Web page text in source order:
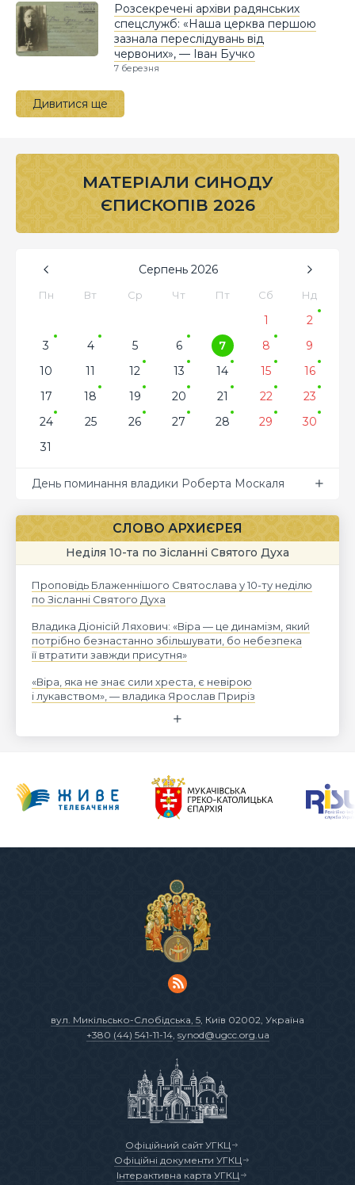
Розсекречені архіви радянських
спецслужб: «Наша церква першою
зазнала переслідувань від
червоних», — Іван Бучко
7 березня
Дивитися ще
МАТЕРІАЛИ СИНОДУ
ЄПИСКОПІВ 2026
Серпень 2026
Пн Вт Ср Чт Пт Сб Нд
1
2
3
4 5 6 7 8
9
10
11 12 13 14 15
16
17
18 19 20 21 22
23
24
25 26 27 28 29
30
31
День поминання владики Роберта Москаля
СЛОВО АРХИЄРЕЯ
Неділя 10-та по Зісланні Святого Духа
Проповідь Блаженнішого Святослава у 10-ту неділю
по Зісланні Святого Духа
Владика Діонісій Ляхович: «Віра — це динамізм, який
потрібно безнастанно збільшувати, бо небезпека
її втратити завжди присутня»
«Віра, яка не знає сили хреста, є невірою
і лукавством», — владика Ярослав Приріз
вул. Микільсько-Слобідська, 5, Київ 02002, Україна
+380 (44) 541-11-14, synod@ugcc.org.ua
Офіційний сайт УГКЦ
Офіційні документи УГКЦ
Інтерактивна карта УГКЦ